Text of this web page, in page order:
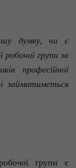
думку, чи є
робочої групи за
професійної
займатиметься
групи є